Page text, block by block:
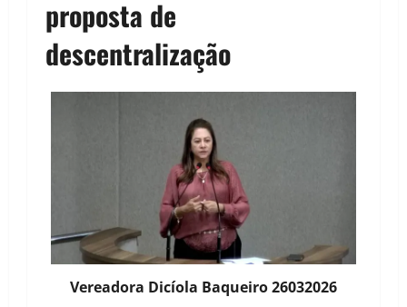
proposta de
descentralização
Vereadora Dicíola Baqueiro 26032026